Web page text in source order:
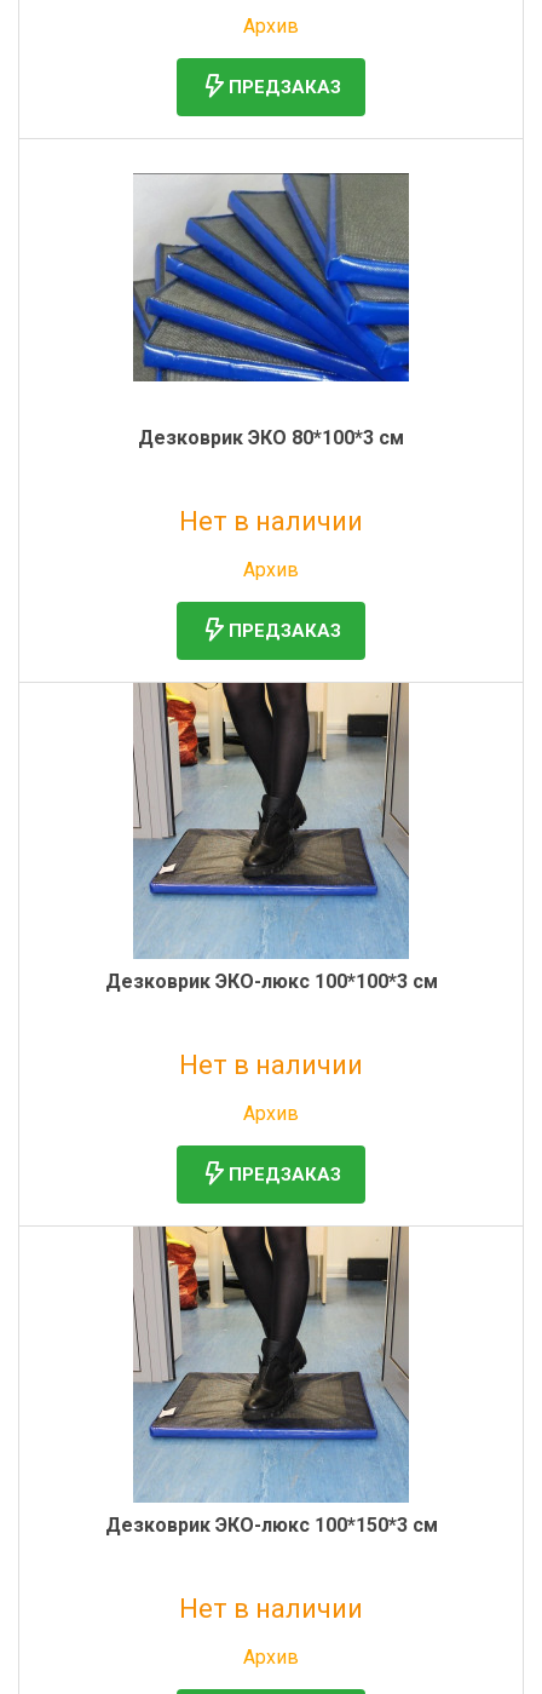
Архив
ПРЕДЗАКАЗ
Дезковрик ЭКО 80*100*3 см
Нет в наличии
Архив
ПРЕДЗАКАЗ
Дезковрик ЭКО-люкс 100*100*3 см
Нет в наличии
Архив
ПРЕДЗАКАЗ
Дезковрик ЭКО-люкс 100*150*3 см
Нет в наличии
Архив